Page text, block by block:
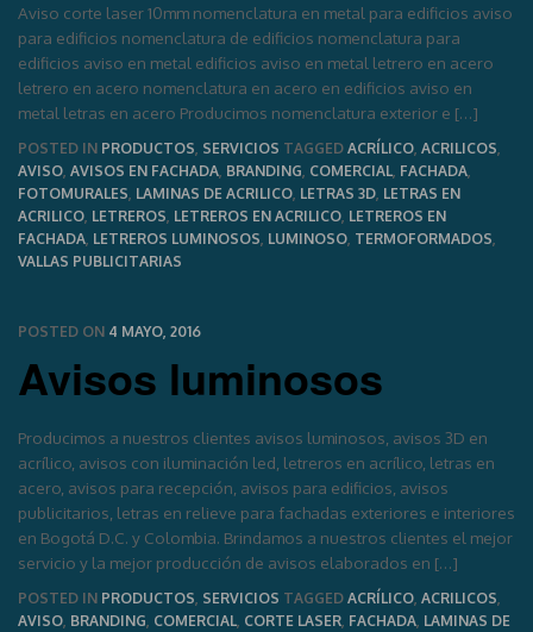
Aviso corte laser 10mm nomenclatura en metal para edificios aviso
para edificios nomenclatura de edificios nomenclatura para
edificios aviso en metal edificios aviso en metal letrero en acero
letrero en acero nomenclatura en acero en edificios aviso en
metal letras en acero Producimos nomenclatura exterior e […]
POSTED IN PRODUCTOS SERVICIOS TAGGED ACRÍLICO ACRILICOS
AVISO AVISOS EN FACHADA BRANDING COMERCIAL FACHADA
FOTOMURALES LAMINAS DE ACRILICO LETRAS 3D LETRAS EN
ACRILICO LETREROS LETREROS EN ACRILICO LETREROS EN
FACHADA LETREROS LUMINOSOS LUMINOSO TERMOFORMADOS
VALLAS PUBLICITARIAS
POSTED ON 4 MAYO, 2016
Avisos luminosos
Producimos a nuestros clientes avisos luminosos, avisos 3D en
acrílico, avisos con iluminación led, letreros en acrílico, letras en
acero, avisos para recepción, avisos para edificios, avisos
publicitarios, letras en relieve para fachadas exteriores e interiores
en Bogotá D.C. y Colombia. Brindamos a nuestros clientes el mejor
servicio y la mejor producción de avisos elaborados en […]
POSTED IN PRODUCTOS SERVICIOS TAGGED ACRÍLICO ACRILICOS
AVISO BRANDING COMERCIAL CORTE LASER FACHADA LAMINAS DE